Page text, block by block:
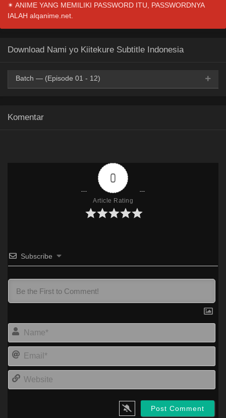
✴ ANIME YANG MEMILIKI PASSWORD ITU, PASSWORDNYA
IALAH alqanime.net.
Download Nami yo Kiitekure Subtitle Indonesia
Batch — (Episode 01 - 12)
BatchID
Komentar
0
Article Rating
Subscribe